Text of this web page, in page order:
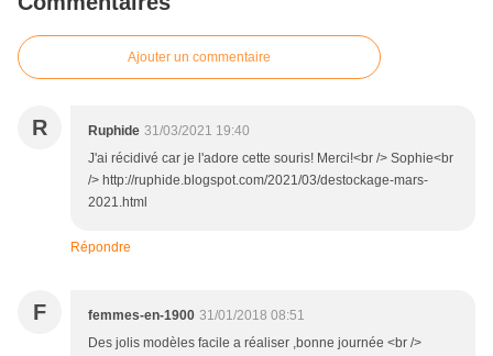
Ajouter un commentaire
R Ruphide 31/03/2021 19:40
J'ai récidivé car je l'adore cette souris! Merci!<br /> Sophie<br
/> http://ruphide.blogspot.com/2021/03/destockage-mars-
2021.html
Répondre
F femmes-en-1900 31/01/2018 08:51
Des jolis modèles facile a réaliser ,bonne journée <br />